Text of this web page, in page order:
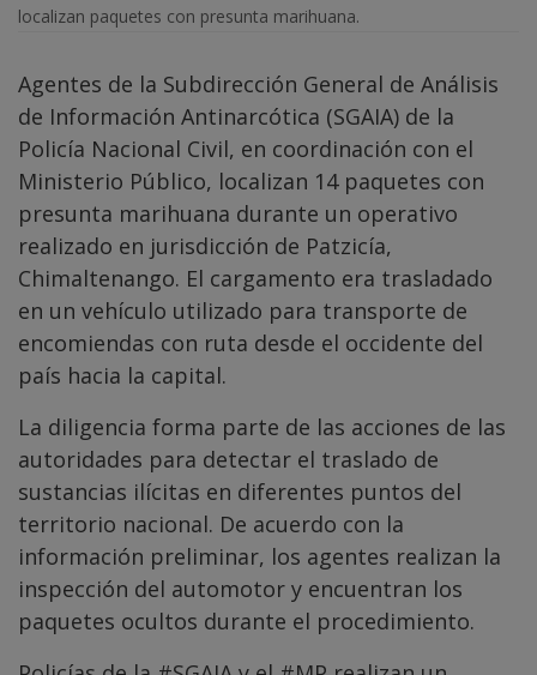
localizan paquetes con presunta marihuana.
Agentes de la Subdirección General de Análisis
de Información Antinarcótica (SGAIA) de la
Policía Nacional Civil, en coordinación con el
Ministerio Público, localizan 14 paquetes con
presunta marihuana durante un operativo
realizado en jurisdicción de Patzicía,
Chimaltenango. El cargamento era trasladado
en un vehículo utilizado para transporte de
encomiendas con ruta desde el occidente del
país hacia la capital.
La diligencia forma parte de las acciones de las
autoridades para detectar el traslado de
sustancias ilícitas en diferentes puntos del
territorio nacional. De acuerdo con la
información preliminar, los agentes realizan la
inspección del automotor y encuentran los
paquetes ocultos durante el procedimiento.